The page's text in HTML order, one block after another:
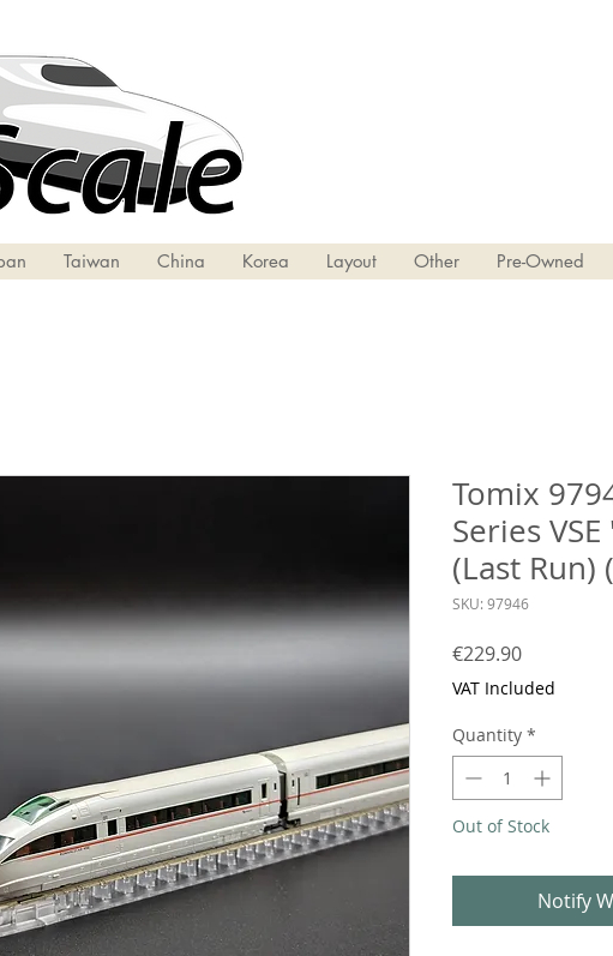
Taiwan China Korea Layout Other Pre-Owned
Tomix
Series
(Last Run)
SKU: 97946
€229.90Price
VAT Included
Quantity *
Out of Stock
Notify